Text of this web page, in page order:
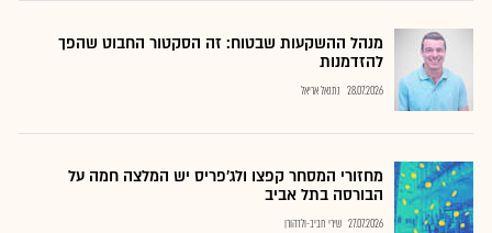
מנהל ההשקעות שבטוח: זה הסקטור החבוט שהפך
להזדמנות
28.07.2026 נתנאל אריאל
מחזורי המסחר קפצו ולג'פריס יש המלצה חמה על
הבורסה בתל אביב
27.07.2026 שירי חביב-ולדהורן